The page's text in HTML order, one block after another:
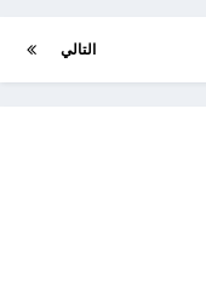
التالي